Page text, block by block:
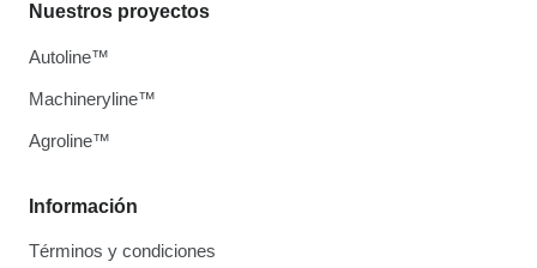
Información
Términos y condiciones
Nuestros proyectos
Autoline™
Machineryline™
Agroline™